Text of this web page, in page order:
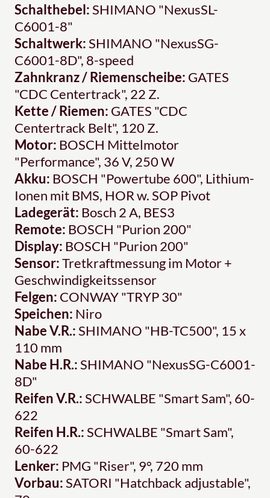
Schalthebel:SHIMANO "NexusSL-
C6001-8"
Schaltwerk:SHIMANO "NexusSG-
C6001-8D", 8-speed
Zahnkranz / Riemenscheibe: GATES
"CDC Centertrack", 22 Z.
Kette / Riemen: GATES "CDC
Centertrack Belt", 120 Z.
Motor: BOSCH Mittelmotor
"Performance", 36 V, 250 W
Akku: BOSCH "Powertube 600", Lithium-
Ionen mit BMS, HOR w. SOP Pivot
Ladegerät: Bosch 2 A, BES3
Remote: BOSCH "Purion 200"
Display: BOSCH "Purion 200"
Sensor:Tretkraftmessung im Motor +
Geschwindigkeitssensor
Felgen: CONWAY "TRYP 30"
Speichen: Niro
Nabe V.R.:SHIMANO "HB-TC500", 15 x
110 mm
Nabe H.R.:SHIMANO "NexusSG-C6001-
8D"
Reifen V.R.:SCHWALBE "Smart Sam", 60-
622
Reifen H.R.:SCHWALBE "Smart Sam",
60-622
Lenker: PMG "Riser", 9°, 720 mm
Vorbau:SATORI "Hatchback adjustable",